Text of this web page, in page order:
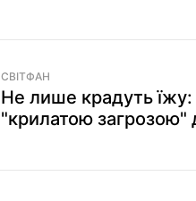
СВІТФАН
Не лише крадуть
"крилатою загрозою"